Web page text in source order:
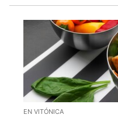
EN VITÓNICA